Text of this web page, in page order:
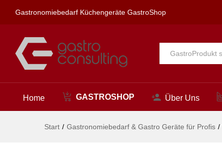
Gastronomiebedarf Küchengeräte GastroShop
Alle
Home GASTROSHOP Über Uns
Start / Gastronomiebedarf & Gastro Geräte für Profis /
Beschreibung